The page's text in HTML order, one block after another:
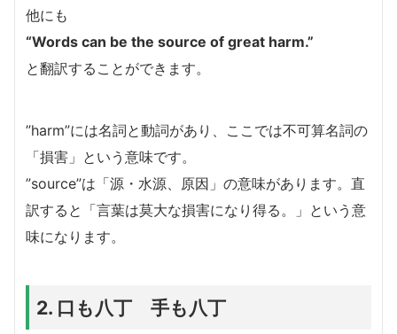
他にも
“Words can be the source of great harm.”
と翻訳することができます。
”harm”には名詞と動詞があり、ここでは不可算名詞の
「損害」という意味です。
”source”は「源・水源、原因」の意味があります。直
訳すると「言葉は莫大な損害になり得る。」という意
味になります。
2. 口も八丁 手も八丁